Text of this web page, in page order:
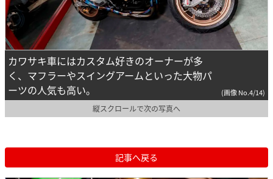
カワサキ車にはカスタム好きのオーナーが多
く、マフラーやスイングアームといった大物パ
ーツの人気も高い。
(画像 No.4/14)
縦スクロールで次の写真へ
記事へ戻る